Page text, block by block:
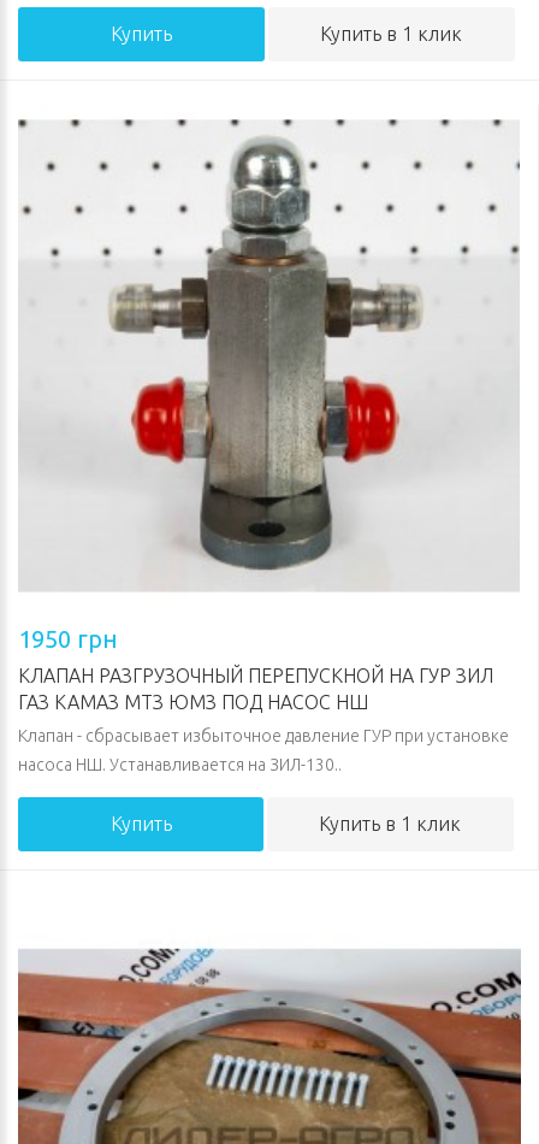
Купить Купить в 1 клик
1950 грн
КЛАПАН РАЗГРУЗОЧНЫЙ ПЕРЕПУСКНОЙ НА ГУР ЗИЛ
ГАЗ КАМАЗ МТЗ ЮМЗ ПОД НАСОС НШ
Клапан - сбрасывает избыточное давление ГУР при установке
насоса НШ. Устанавливается на ЗИЛ-130..
Купить Купить в 1 клик